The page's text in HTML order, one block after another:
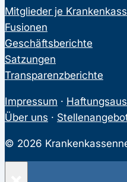
Mitglieder je
Fusionen
Geschäftsberichte
Satzungen
Transparenzberichte
Impressum ·
Über uns ·
© 2026